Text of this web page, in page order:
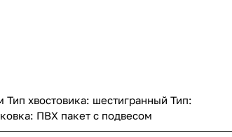
хвостовика: шестигранный Тип:
ПВХ пакет с подвесом